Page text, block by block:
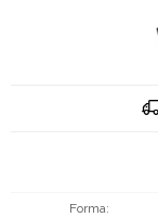
Forma